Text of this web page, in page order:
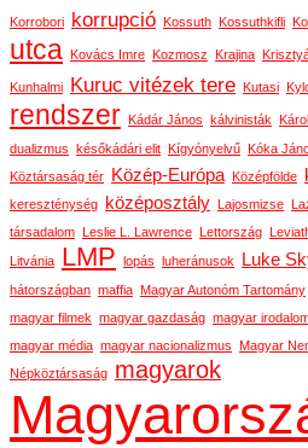
Korrobori korrupció Kossuth Kossuthkifli
utca
Kovács Imre Kozmosz Krajina
Kunhalmi Kuruc vitézek tere Kutasi
rendszer
Kádár János kálvinisták
dualizmus
későkádári elit Kígyónyelvű Kóka
Köztársaság tér
Közép-Európa Középfölde
kereszténység
középosztály Lajosmizse
társadalom
Leslie L. Lawrence Lettország
Litvánia LMP lopás luheránusok Luke
hátországban maffia Magyar Autonóm Tartomány
magyar filmek magyar gazdaság magyar
magyar média magyar nacionalizmus Magyar
Népköztársaság magyarok